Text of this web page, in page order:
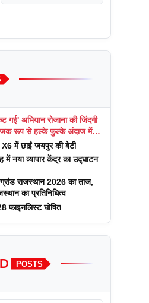
अभियान रोजाना की जिंदगी
रूप से हल्के फुल्के अंदाज में
X6 में छाईं जयपुर की बेटी
नया व्यापार केंद्र का उद्घाटन
ग्रांड राजस्थान 2026 का ताज,
का प्रतिनिधित्व
फाइनलिस्ट घोषित
POSTS